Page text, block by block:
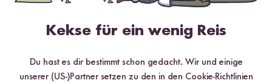
Niedrigste Bewertung
Kekse für ein wenig Reis
Du hast es dir bestimmt schon gedacht. Wir und einige
unserer (US-)Partner setzen zu den in den Cookie-Richtlinien